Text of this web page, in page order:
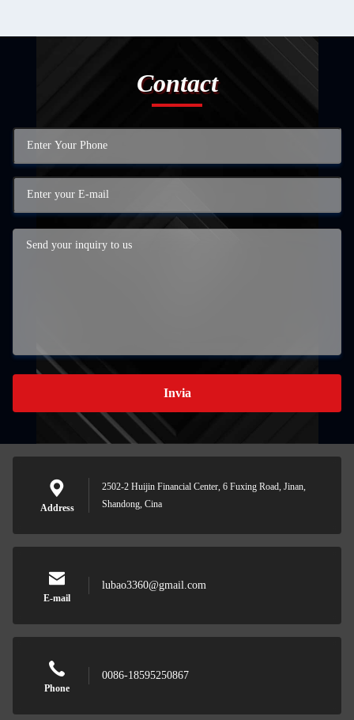
Contact
Invia
Address
2502-2 Huijin Financial Center, 6 Fuxing Road, Jinan,
Shandong, Cina
E-mail
lubao3360@gmail.com
Phone
0086-18595250867